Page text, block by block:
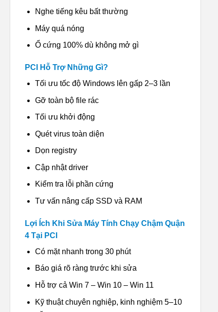
Nghe tiếng kêu bất thường
Máy quá nóng
Ổ cứng 100% dù không mở gì
PCI Hỗ Trợ Những Gì?
Tối ưu tốc độ Windows lên gấp 2–3 lần
Gỡ toàn bộ file rác
Tối ưu khởi động
Quét virus toàn diện
Dọn registry
Cập nhật driver
Kiểm tra lỗi phần cứng
Tư vấn nâng cấp SSD và RAM
Lợi Ích Khi Sửa Máy Tính Chạy Chậm Quận
4 Tại PCI
Có mặt nhanh trong 30 phút
Báo giá rõ ràng trước khi sửa
Hỗ trợ cả Win 7 – Win 10 – Win 11
Kỹ thuật chuyên nghiệp, kinh nghiệm 5–10